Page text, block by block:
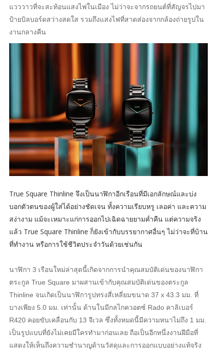
แวววาวที่จะสะท้อนแสงไฟในเมือง ไม่ว่าจะจากรถยนต์ที่สัญจรไปมา
ป้ายบิลบอร์ดสว่างสดใส รวมถึงแสงไฟที่สาดส่องจากกล้องถ่ายรูปใน
งานกลางคืน
True Square Thinline จึงเป็นนาฬิกาอีกเรือนที่มีเอกลักษณ์และบ่ง
บอกตัวตนของผู้ใส่ได้อย่างชัดเจน ทั้งความเรียบหรู เลอค่า และความ
สง่างาม แม้จะเหมาะแก่การออกไปเฉิดฉายยามค่ำคืน แต่ความจริง
แล้ว True Square Thinline ก็ยังเข้ากับบรรยากาศอื่นๆ ไม่ว่าจะที่บ้าน
ที่ทำงาน หรือการใช้ชีวิตประจำวันด้วยเช่นกัน
นาฬิกา 3 เรือนใหม่ล่าสุดนี้เกิดจากการนำคุณสมบัติเด่นของนาฬิกา
ตระกูล True Square มาผสานเข้ากับคุณสมบัติเด่นของตระกูล
Thinline จนเกิดเป็นนาฬิการูปทรงสี่เหลี่ยมขนาด 37 x 43.3 มม. ที่
บางเพียง 5.0 มม. เท่านั้น ด้านในมีกลไกควอตซ์ Rado คาลิเบอร์
R420 คอยขับเคลื่อนกับ 13 จีเวล ซึ่งทั้งหมดนี้มีความหนาไม่ถึง 1 มม.
เป็นรูปแบบที่ยังไม่เคยมีใครทำมาก่อนเลย ถือเป็นอีกหนึ่งงานฝีมือที่
แสดงให้เห็นถึงความชำนาญด้านวัสดุและการออกแบบอย่างแท้จริง